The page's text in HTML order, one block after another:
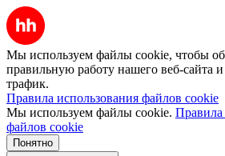
Мы используем файлы cookie, чтобы
правильную работу нашего веб-сайта и
трафик.
Правила использования файлов cookie
Мы используем файлы cookie. Правила
файлов cookie
Понятно